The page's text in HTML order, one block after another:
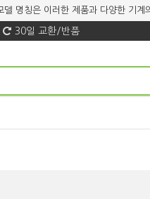
명칭은 이러한 제품과 다양한 기계
30일 교환/반품